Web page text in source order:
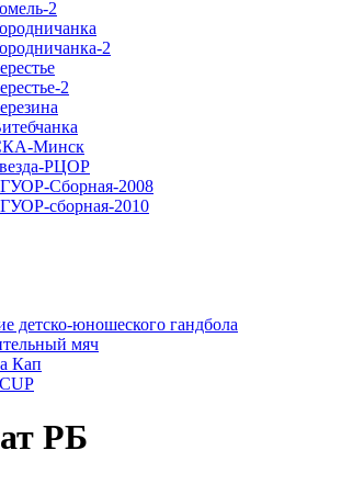
2
2
2
Минск
РЦОР
Сборная-2008
сборная-2010
детско-юношеского гандбола
мяч
Кап
РБ